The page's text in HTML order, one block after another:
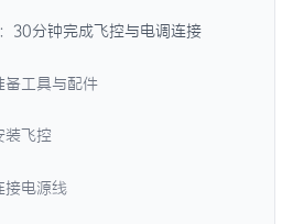
30分钟完成飞控与电调连接
工具与配件
装飞控
接电源线